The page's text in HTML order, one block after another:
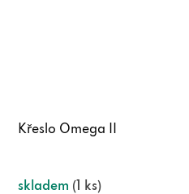
Křeslo Omega II
skladem (1 ks)